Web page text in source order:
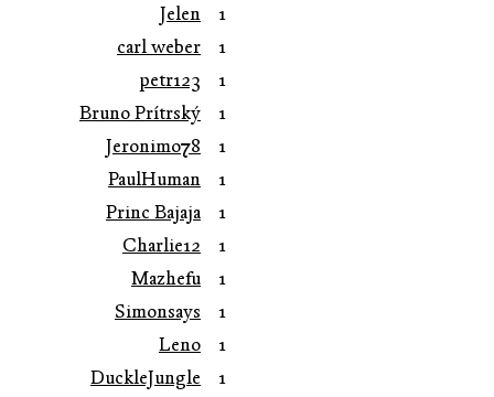
Jelen
1
carl weber
1
petr123
1
Bruno Prítrský
1
Jeronimo78
1
PaulHuman
1
Princ Bajaja
1
Charlie12
1
Mazhefu
1
Simonsays
1
Leno
1
DuckleJungle
1